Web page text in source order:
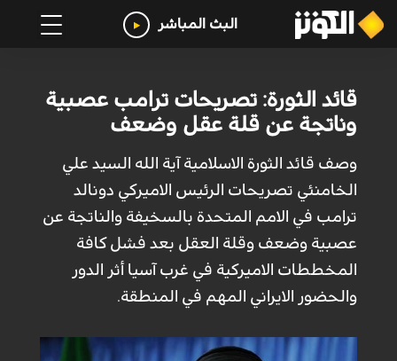
البث المباشر
قائد الثورة: تصريحات ترامب عصبية
وناتجة عن قلة عقل وضعف
وصف قائد الثورة الاسلامية آية الله السيد علي
الخامنئي تصريحات الرئيس الاميركي دونالد
ترامب في الامم المتحدة بالسخيفة والناتجة عن
عصبية وضعف وقلة العقل بعد فشل كافة
المخططات الاميركية في غرب آسيا أثر الدور
والحضور الايراني المهم في المنطقة.